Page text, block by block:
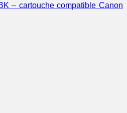
– cartouche compatible Canon